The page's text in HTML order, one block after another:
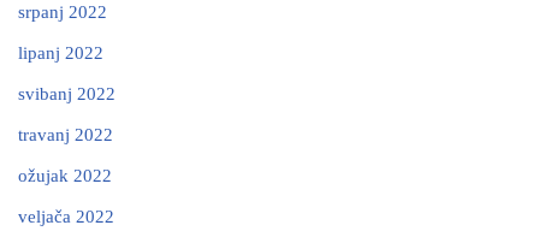
srpanj 2022
lipanj 2022
svibanj 2022
travanj 2022
ožujak 2022
veljača 2022